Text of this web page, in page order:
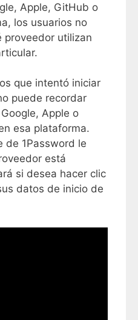
Apple, GitHub o
los usuarios no
proveedor utilizan
que intentó iniciar
puede recordar
Apple o
esa plataforma.
de 1Password le
está
si desea hacer clic
datos de inicio de